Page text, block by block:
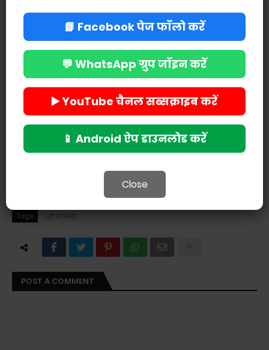
Tags UP BOARD
POST A COMMENT
📘 Facebook पेज फॉलो करें
💬 WhatsApp ग्रुप जॉइन करें
▶️ YouTube चैनल सब्सक्राइब करें
📱 Android ऐप डाउनलोड करें
Close